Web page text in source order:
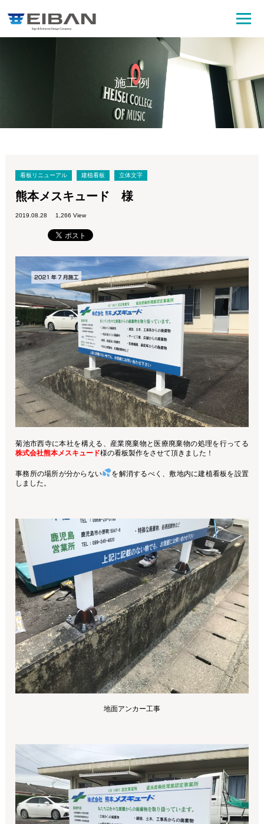
施工例
看板リニューアル 建植看板 立体文字
熊本メスキュード 様
2019.08.28 1,266 View
菊池市西寺に本社を構える、産業廃棄物と医療廃棄物の処理を行ってる
株式会社熊本メスキュード様の看板製作をさせて頂きました！
事務所の場所が分からない
を解消するべく、敷地内に建植看板を設置
しました。
地面アンカー工事